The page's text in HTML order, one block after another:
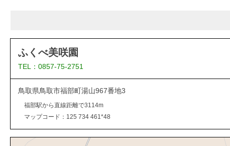
ふくべ美咲園
TEL：0857-75-2751
鳥取県鳥取市福部町湯山967番地3
福部駅から直線距離で3114m
マップコード：125 734 461*48